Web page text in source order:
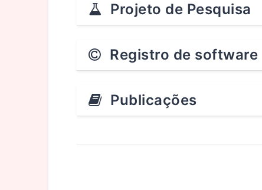
Projeto de Pesquisa
Registro de software
Publicações